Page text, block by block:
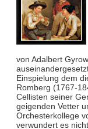
von Adalbert
Einspielung dem
Romberg (1767-
Cellisten seiner
geigenden Vetter
Orchesterkollege
verwundert es